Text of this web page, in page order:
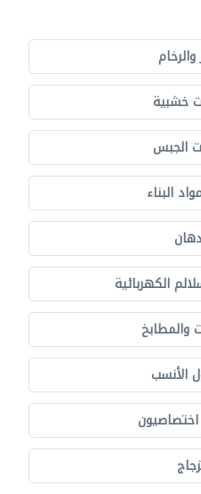
والرخام
خشبية
الجبس
البناء
الكهربائية
والمطابخ
الأنسب